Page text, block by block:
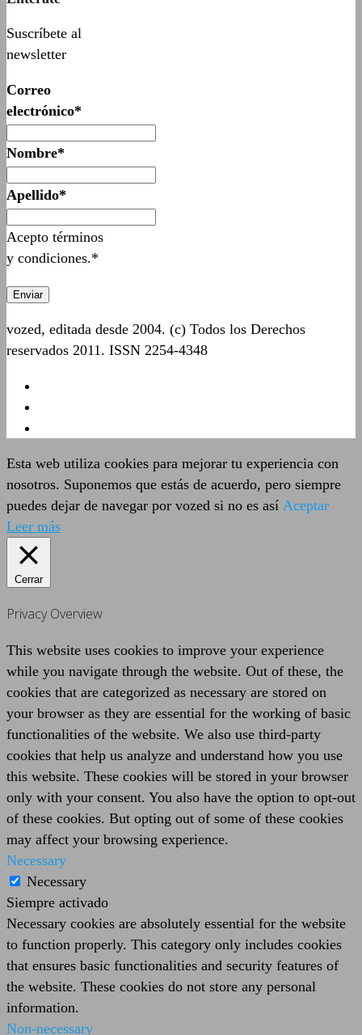
Suscríbete al
newsletter
Correo
electrónico*
Nombre*
Apellido*
Acepto términos
y condiciones.*
vozed, editada desde 2004. (c) Todos los Derechos
reservados 2011. ISSN 2254-4348
Esta web utiliza cookies para mejorar tu experiencia con
nosotros. Suponemos que estás de acuerdo, pero siempre
puedes dejar de navegar por vozed si no es así Aceptar
Leer más
Cerrar
Privacy Overview
This website uses cookies to improve your experience
while you navigate through the website. Out of these, the
cookies that are categorized as necessary are stored on
your browser as they are essential for the working of basic
functionalities of the website. We also use third-party
cookies that help us analyze and understand how you use
this website. These cookies will be stored in your browser
only with your consent. You also have the option to opt-out
of these cookies. But opting out of some of these cookies
may affect your browsing experience.
Necessary
Necessary
Siempre activado
Necessary cookies are absolutely essential for the website
to function properly. This category only includes cookies
that ensures basic functionalities and security features of
the website. These cookies do not store any personal
information.
Non-necessary